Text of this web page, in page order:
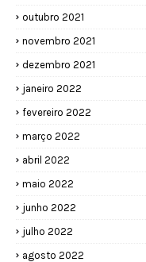
outubro 2021
novembro 2021
dezembro 2021
janeiro 2022
fevereiro 2022
março 2022
abril 2022
maio 2022
junho 2022
julho 2022
agosto 2022